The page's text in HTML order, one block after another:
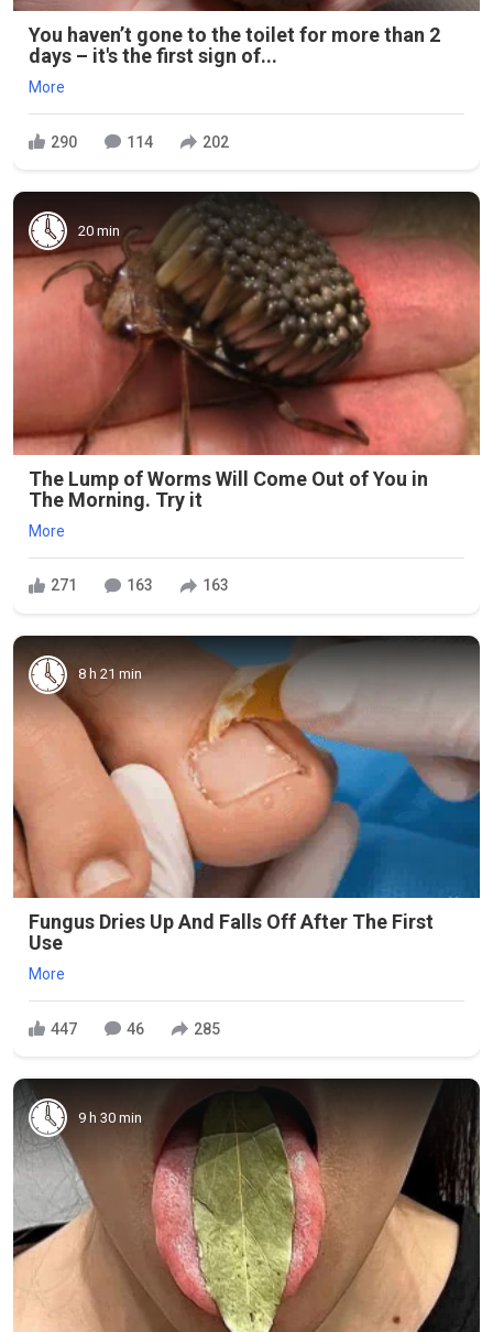
You haven’t gone to the toilet for more than 2
days – it's the first sign of...
More
290 114 202
20 min
The Lump of Worms Will Come Out of You in
The Morning. Try it
More
271 163 163
8 h 21 min
Fungus Dries Up And Falls Off After The First
Use
More
447 46 285
9 h 30 min